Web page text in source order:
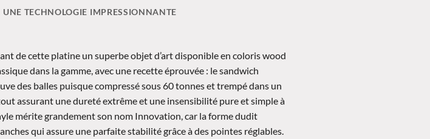
TECHNOLOGIE IMPRESSIONNANTE
de cette platine un superbe objet d’art disponible en coloris wood
dans la gamme, avec une recette éprouvée : le sandwich
des balles puisque compressé sous 60 tonnes et trempé dans un
assurant une dureté extrême et une insensibilité pure et simple à
mérite grandement son nom Innovation, car la forme dudit
qui assure une parfaite stabilité grâce à des pointes réglables.